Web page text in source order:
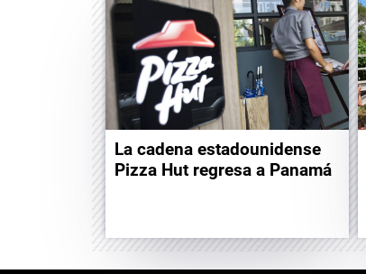
La cadena estadounidense
Pizza Hut regresa a Panamá